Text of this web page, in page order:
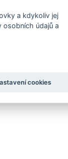
se většinou
a kdykoliv jej
osobních údajů a
cookies